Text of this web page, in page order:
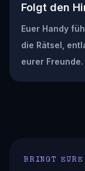
Folgt den
Euer Handy
die Rätsel,
eurer Freunde.
BRINGT